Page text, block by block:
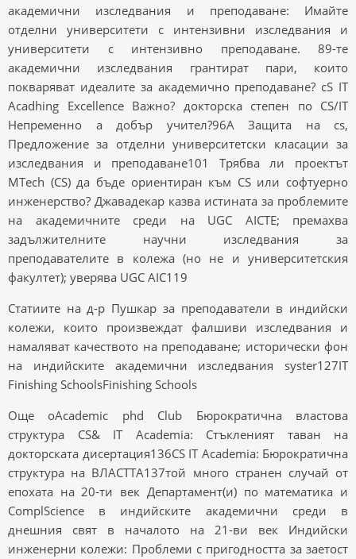
академични изследвания и преподаване: Имайте
отделни университети с интензивни изследвания и
университети с интензивно преподаване. 89-те
академични изследвания грантират пари, които
покваряват идеалите за академично преподаване? cS IT
Acadhing Excellence Важно? докторска степен по CS/IT
Непременно a добър учител?96A Защита на cs,
Предложение за отделни университетски класации за
изследвания и преподаване101 Трябва ли проектът
MTech (CS) да бъде ориентиран към CS или софтуерно
инженерство? Джавадекар казва истината за проблемите
на академичните среди на UGC AICTE; премахва
задължителните научни изследвания за
преподавателите в колежа (но не и университетския
факултет); уверява UGC AIC119
Статиите на д-р Пушкар за преподаватели в индийски
колежи, които произвеждат фалшиви изследвания и
намаляват качеството на преподаване; исторически фон
на индийските академични изследвания syster127IT
Finishing SchoolsFinishing Schools
Още oAcademic phd Club Бюрократична властова
структура CS& IT Academia: Стъкленият таван на
докторската дисертация136CS IT Academia: Бюрократична
структура на ВЛАСТТА137той много странен случай от
епохата на 20-ти век Департамент(и) по математика и
ComplScience в индийските академични среди в
днешния свят в началото на 21-ви век Индийски
инженерни колежи: Проблеми с пригодността за заетост